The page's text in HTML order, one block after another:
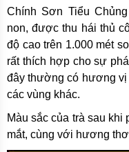
Chính Sơn Tiểu
non, được thu hái thủ
độ cao trên 1.000 mét
rất thích hợp cho sự
đây thường có hương vị
các vùng khác.
Màu sắc của trà sau
mắt, cùng với hương